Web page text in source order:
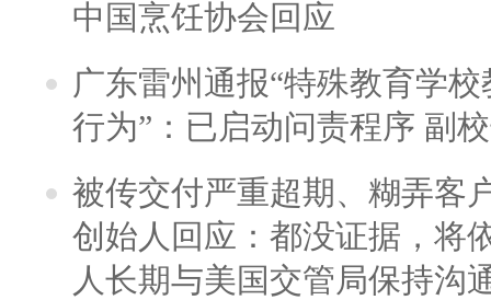
中国烹饪协会回应
广东雷州通报“特殊教育学
行为”：已启动问责程序 副
被传交付严重超期、糊弄客
创始人回应：都没证据，将
人长期与美国交管局保持沟